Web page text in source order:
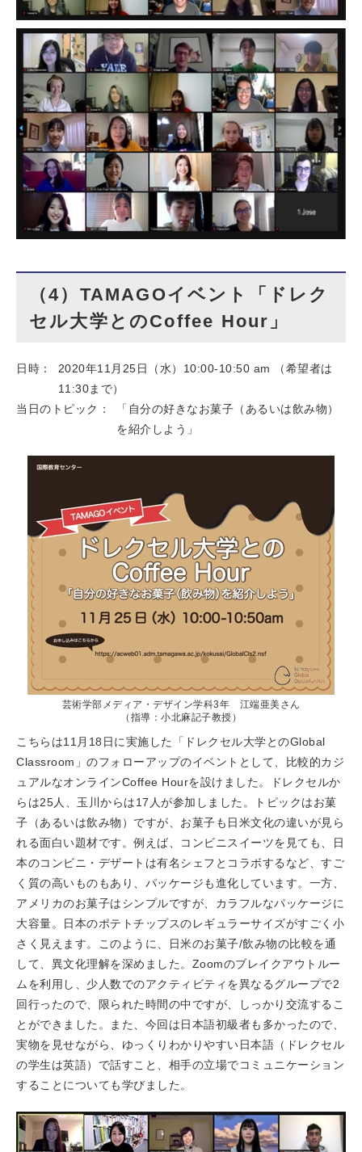
（4）TAMAGOイベント「ドレク
セル大学とのCoffee Hour」
日時：
2020年11月25日（水）10:00-10:50 am （希望者は
11:30まで）
当日のトピック：
「自分の好きなお菓子（あるいは飲み物）
を紹介しよう」
芸術学部メディア・デザイン学科3年 江端亜美さん
（指導：小北麻記子教授）
こちらは11月18日に実施した「ドレクセル大学とのGlobal
Classroom」のフォローアップのイベントとして、比較的カジ
ュアルなオンラインCoffee Hourを設けました。ドレクセルか
らは25人、玉川からは17人が参加しました。トピックはお菓
子（あるいは飲み物）ですが、お菓子も日米文化の違いが見ら
れる面白い題材です。例えば、コンビニスイーツを見ても、日
本のコンビニ・デザートは有名シェフとコラボするなど、すご
く質の高いものもあり、パッケージも進化しています。一方、
アメリカのお菓子はシンプルですが、カラフルなパッケージに
大容量。日本のポテトチップスのレギュラーサイズがすごく小
さく見えます。このように、日米のお菓子/飲み物の比較を通
して、異文化理解を深めました。Zoomのブレイクアウトルー
ムを利用し、少人数でのアクティビティを異なるグループで2
回行ったので、限られた時間の中ですが、しっかり交流するこ
とができました。また、今回は日本語初級者も多かったので、
実物を見せながら、ゆっくりわかりやすい日本語（ドレクセル
の学生は英語）で話すこと、相手の立場でコミュニケーション
することについても学びました。